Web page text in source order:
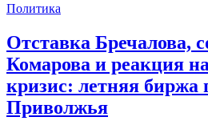
Политика
Отставка Бречалова,
Комарова и реакция
кризис: летняя биржа
Приволжья